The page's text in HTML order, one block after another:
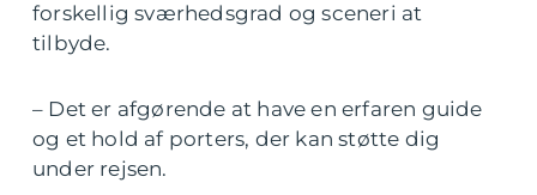
forskellig sværhedsgrad og sceneri at
tilbyde.
– Det er afgørende at have en erfaren guide
og et hold af porters, der kan støtte dig
under rejsen.